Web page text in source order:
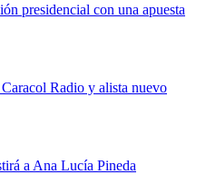
presidencial con una apuesta
Radio y alista nuevo
a Ana Lucía Pineda